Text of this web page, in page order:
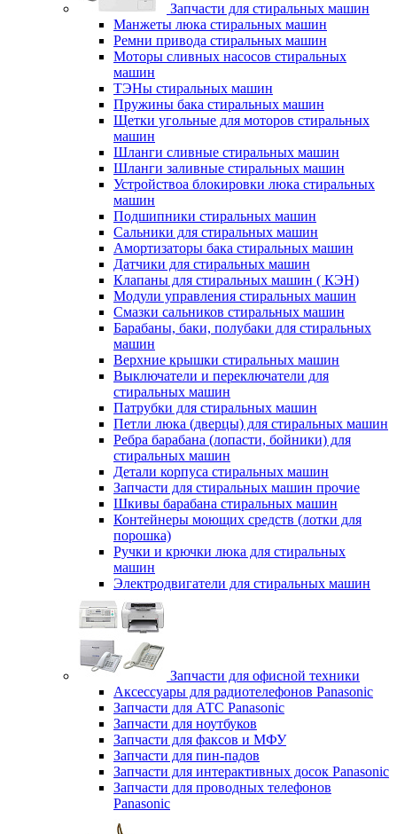
Запчасти для стиральных машин
Манжеты люка стиральных машин
Ремни привода стиральных машин
Моторы сливных насосов стиральных
машин
ТЭНы стиральных машин
Пружины бака стиральных машин
Щетки угольные для моторов стиральных
машин
Шланги сливные стиральных машин
Шланги заливные стиральных машин
Устройствоа блокировки люка стиральных
машин
Подшипники стиральных машин
Сальники для стиральных машин
Амортизаторы бака стиральных машин
Датчики для стиральных машин
Клапаны для стиральных машин ( КЭН)
Модули управления стиральных машин
Смазки сальников стиральных машин
Барабаны, баки, полубаки для стиральных
машин
Верхние крышки стиральных машин
Выключатели и переключатели для
стиральных машин
Патрубки для стиральных машин
Петли люка (дверцы) для стиральных машин
Ребра барабана (лопасти, бойники) для
стиральных машин
Детали корпуса стиральных машин
Запчасти для стиральных машин прочие
Шкивы барабана стиральных машин
Контейнеры моющих средств (лотки для
порошка)
Ручки и крючки люка для стиральных
машин
Электродвигатели для стиральных машин
Запчасти для офисной техники
Аксессуары для радиотелефонов Panasonic
Запчасти для АТС Panasonic
Запчасти для ноутбуков
Запчасти для факсов и МФУ
Запчасти для пин-падов
Запчасти для интерактивных досок Panasonic
Запчасти для проводных телефонов
Panasonic